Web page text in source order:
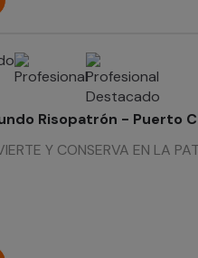
Risopatrón - Puerto
Y CONSERVA EN